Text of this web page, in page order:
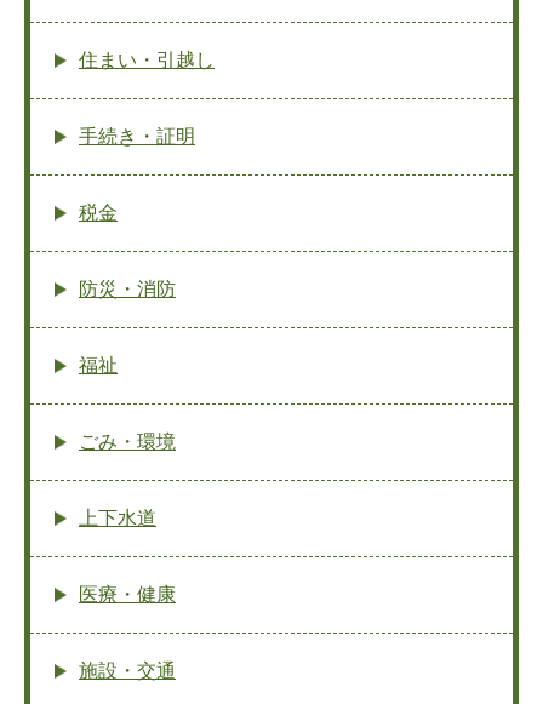
住まい・引越し
手続き・証明
税金
防災・消防
福祉
ごみ・環境
上下水道
医療・健康
施設・交通